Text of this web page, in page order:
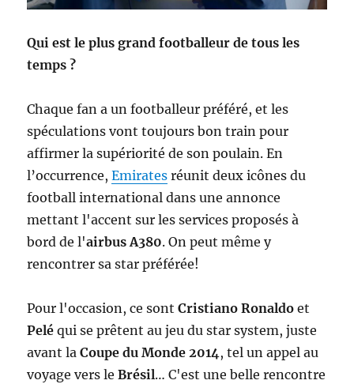
Qui est le plus grand footballeur de tous les
temps ?
Chaque fan a un footballeur préféré, et les
spéculations vont toujours bon train pour
affirmer la supériorité de son poulain. En
l’occurrence,Emirates réunit deux icônes du
football international dans une annonce
mettant l'accent sur les services proposés à
bord de l'airbus A380. On peut même y
rencontrer sa star préférée!
Pour l'occasion, ce sontCristiano Ronaldoet
Peléqui se prêtent au jeu du star system, juste
avant laCoupe du Monde 2014, tel un appel au
voyage vers leBrésil… C'est une belle rencontre